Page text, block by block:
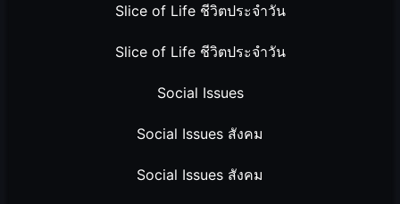
Slice of Life ชีวิตประจำวัน
Slice of Life ชีวิตประจำวัน
Social Issues
Social Issues สังคม
Social Issues สังคม